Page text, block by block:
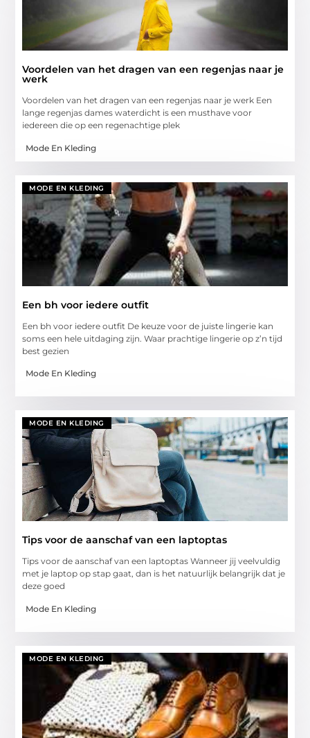
Voordelen van het dragen van een regenjas naar je
werk
Voordelen van het dragen van een regenjas naar je werk Een
lange regenjas dames waterdicht is een musthave voor
iedereen die op een regenachtige plek
Mode En Kleding
MODE EN KLEDING
Een bh voor iedere outfit
Een bh voor iedere outfit De keuze voor de juiste lingerie kan
soms een hele uitdaging zijn. Waar prachtige lingerie op z’n tijd
best gezien
Mode En Kleding
MODE EN KLEDING
Tips voor de aanschaf van een laptoptas
Tips voor de aanschaf van een laptoptas Wanneer jij veelvuldig
met je laptop op stap gaat, dan is het natuurlijk belangrijk dat je
deze goed
Mode En Kleding
MODE EN KLEDING